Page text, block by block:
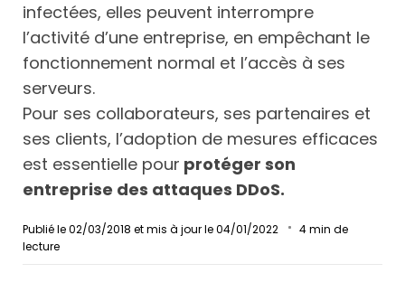
infectées, elles peuvent interrompre
l’activité d’une entreprise, en empêchant le
fonctionnement normal et l’accès à ses
serveurs.
Pour ses collaborateurs, ses partenaires et
ses clients, l’adoption de mesures efficaces
est essentielle pour protéger son
entreprise des attaques DDoS.
Publié le 02/03/2018 et mis à jour le 04/01/2022 4min de
lecture